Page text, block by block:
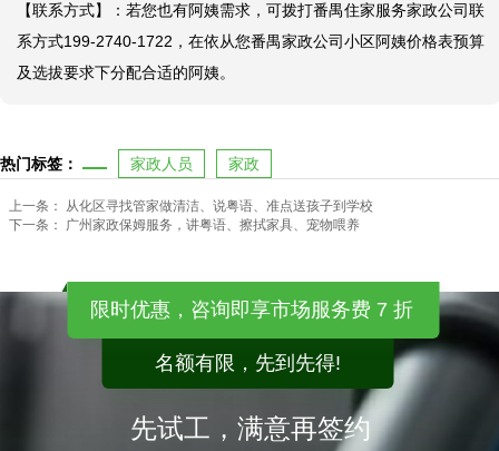
【联系方式】：若您也有阿姨需求，可拨打番禺住家服务家政公司联
系方式199-2740-1722，在依从您番禺家政公司小区阿姨价格表预算
及选拔要求下分配合适的阿姨。
热门标签： 家政人员 家政
上一条：
从化区寻找管家做清洁、说粤语、准点送孩子到学校
下一条：
广州家政保姆服务，讲粤语、擦拭家具、宠物喂养
限时优惠，咨询即享市场服务费 7 折
名额有限，先到先得!
先试工，满意再签约